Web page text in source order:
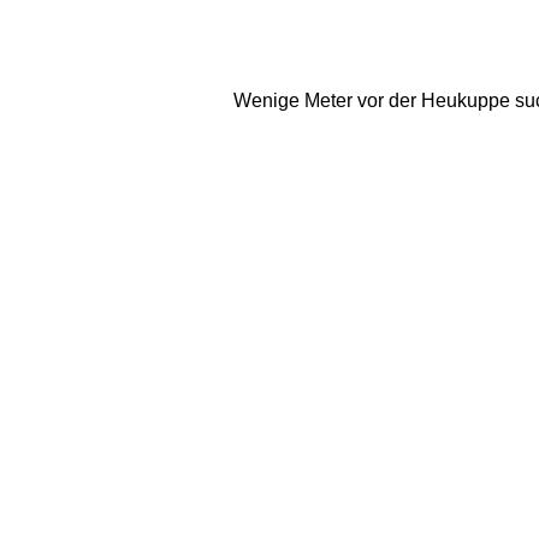
Wenige Meter vor der Heukuppe